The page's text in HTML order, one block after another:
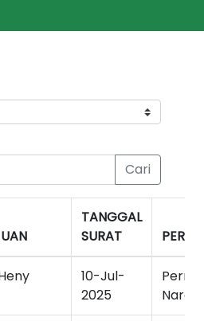
Cari
TANGGAL
SURAT
10-Jul-
2025